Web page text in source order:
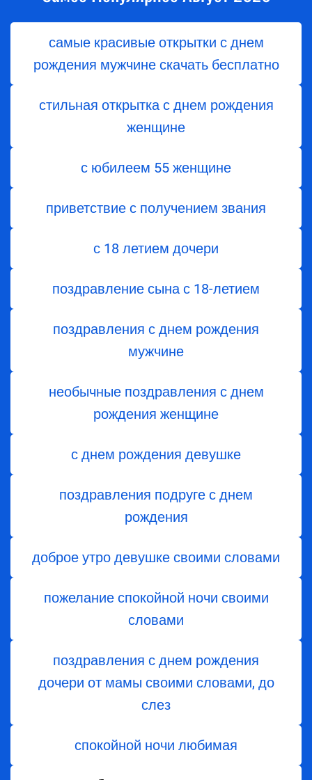
самые красивые открытки с днем
рождения мужчине скачать бесплатно
стильная открытка с днем рождения
женщине
с юбилеем 55 женщине
приветствие с получением звания
с 18 летием дочери
поздравление сына с 18-летием
поздравления с днем рождения
мужчине
необычные поздравления с днем
рождения женщине
с днем рождения девушке
поздравления подруге с днем
рождения
доброе утро девушке своими словами
пожелание спокойной ночи своими
словами
поздравления с днем ​​рождения
дочери от мамы своими словами, до
слез
спокойной ночи любимая